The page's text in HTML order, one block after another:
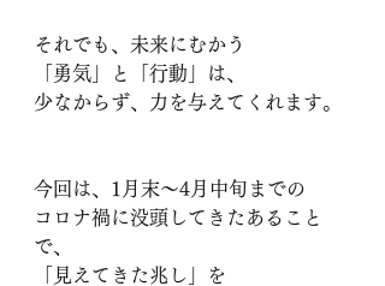
それでも、未来にむかう
「勇気」と「行動」は、
少なからず、力を与えてくれます。
今回は、1月末〜4月中旬までの
コロナ禍に没頭してきたあること
で、
「見えてきた兆し」を